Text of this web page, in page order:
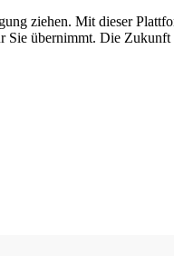
ziehen. Mit dieser
übernimmt. Die